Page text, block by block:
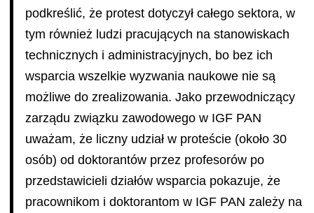
podkreślić, że protest dotyczył całego sektora, w
tym również ludzi pracujących na stanowiskach
technicznych i administracyjnych, bo bez ich
wsparcia wszelkie wyzwania naukowe nie są
możliwe do zrealizowania. Jako przewodniczący
zarządu związku zawodowego w IGF PAN
uważam, że liczny udział w proteście (około 30
osób) od doktorantów przez profesorów po
przedstawicieli działów wsparcia pokazuje, że
pracownikom i doktorantom w IGF PAN zależy na